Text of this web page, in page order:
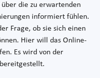
über die zu erwartenden
informiert fühlen.
Frage, ob sie sich einen
Hier will das Online-
Es wird von der